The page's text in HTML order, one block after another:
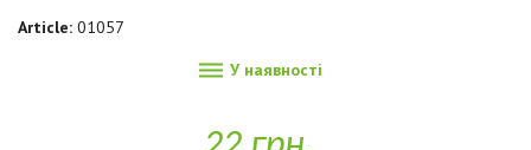
Article: 01057
 У наявності